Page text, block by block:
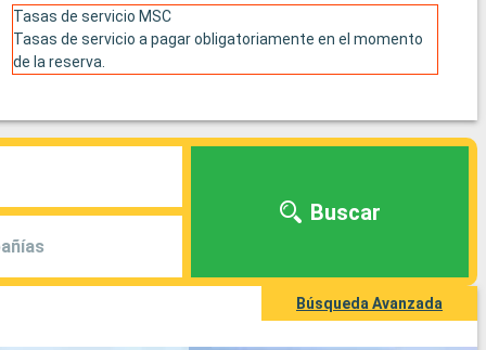
Tasas de servicio MSC
Tasas de servicio a pagar obligatoriamente en el momento
de la reserva.
Buscar
Búsqueda Avanzada